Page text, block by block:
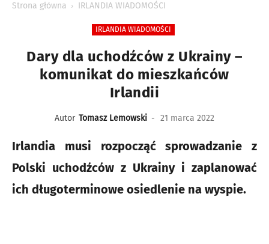
Strona główna IRLANDIA WIADOMOŚCI
IRLANDIA WIADOMOŚCI
Dary dla uchodźców z Ukrainy –
komunikat do mieszkańców
Irlandii
Autor Tomasz Lemowski - 21 marca 2022
Irlandia musi rozpocząć sprowadzanie z
Polski uchodźców z Ukrainy i zaplanować
ich długoterminowe osiedlenie na wyspie.